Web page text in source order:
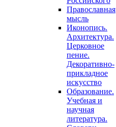
Православная
мысль
Иконопись.
Архитектура.
Церковное
пение.
Декоративно-
прикладное
искусство
Образование.
Учебная и
научная
литература.